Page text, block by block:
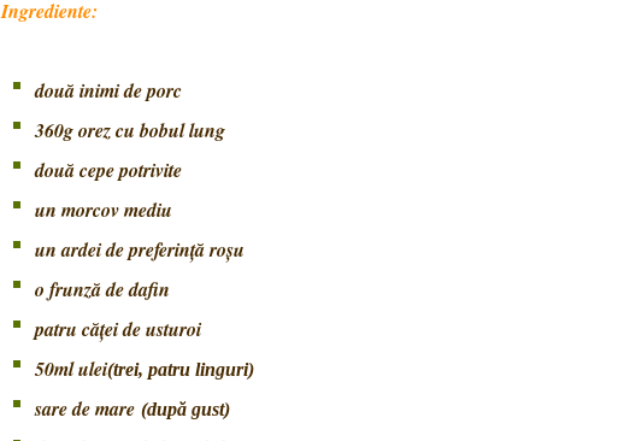
Ingrediente:
două inimi de porc
360g orez cu bobul lung
două cepe potrivite
un morcov mediu
un ardei de preferinţă roşu
o frunză de dafin
patru căţei de usturoi
50ml ulei(trei, patru linguri)
sare de mare (după gust)